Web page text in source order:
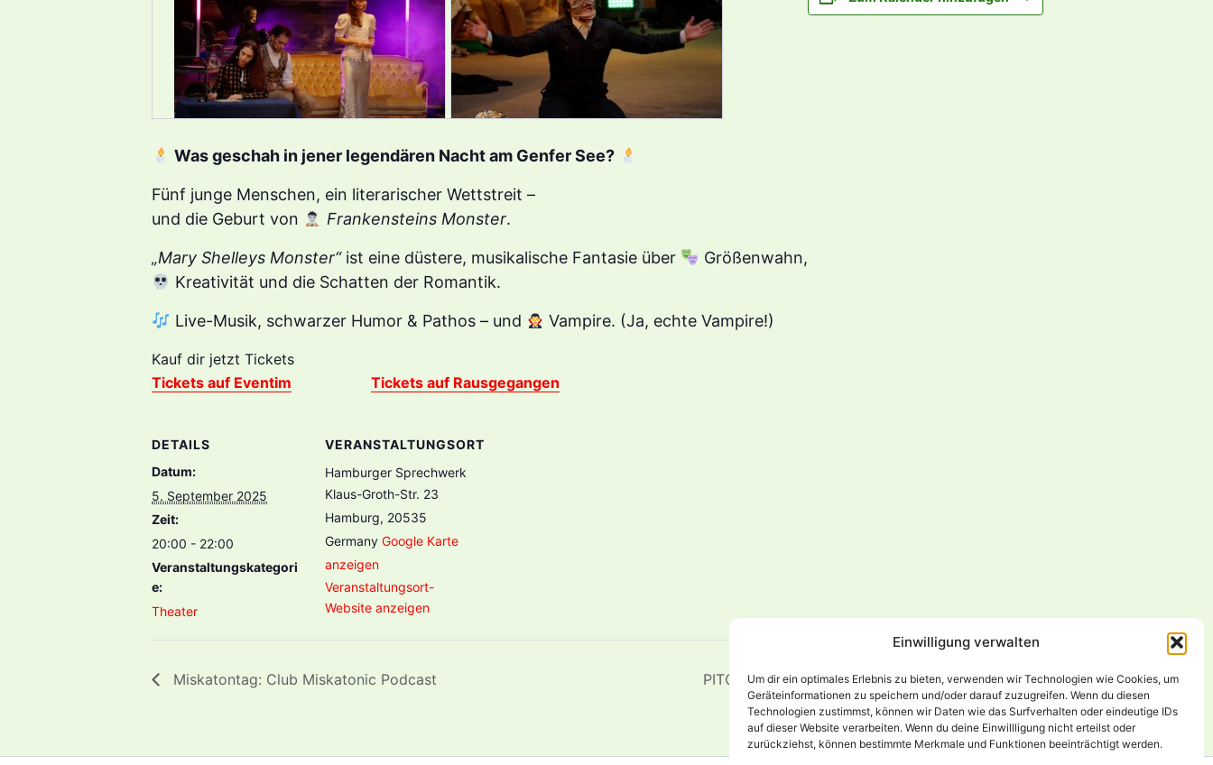
Einwilligung verwalten
Um dir ein optimales Erlebnis zu bieten, verwenden wir Technologien wie Cookies, um
Geräteinformationen zu speichern und/oder darauf zuzugreifen. Wenn du diesen
Technologien zustimmst, können wir Daten wie das Surfverhalten oder eindeutige IDs
auf dieser Website verarbeiten. Wenn du deine Einwillligung nicht erteilst oder
zurückziehst, können bestimmte Merkmale und Funktionen beeinträchtigt werden.
Was geschah in jener legendären Nacht am Genfer See?
Fünf junge Menschen, ein literarischer Wettstreit –
und die Geburt von
Frankensteins Monster.
„Mary Shelleys Monster“ist eine düstere, musikalische Fantasie über
Größenwahn,
Kreativität und die Schatten der Romantik.
Live-Musik, schwarzer Humor & Pathos – und Vampire. (Ja, echte Vampire!)
Kauf dir jetzt Tickets
Tickets auf Eventim
Tickets auf Rausgegangen
DETAILS
Datum:
5. September 2025
Zeit:
20:00 - 22:00
Veranstaltungskategori
e:
Theater
VERANSTALTUNGSORT
Hamburger Sprechwerk
Klaus-Groth-Str. 23
Hamburg, 20535
Germany Google Karte
anzeigen
Veranstaltungsort-
Website anzeigen
Miskatontag: Club Miskatonic Podcast PITCH PERFECT – Die verrückteste Idee gewinnt!